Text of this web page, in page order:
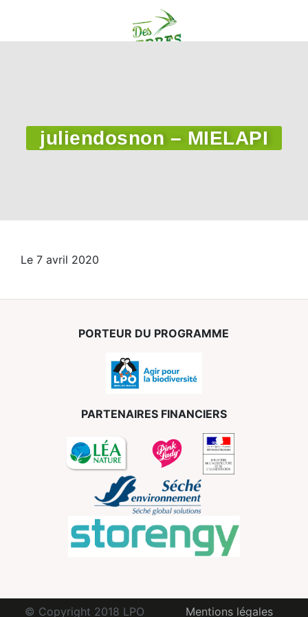
juliendosnon – MIELAPI
Le 7 avril 2020
PORTEUR DU PROGRAMME
PARTENAIRES FINANCIERS
© Copyright 2018 LPO Mentions légales